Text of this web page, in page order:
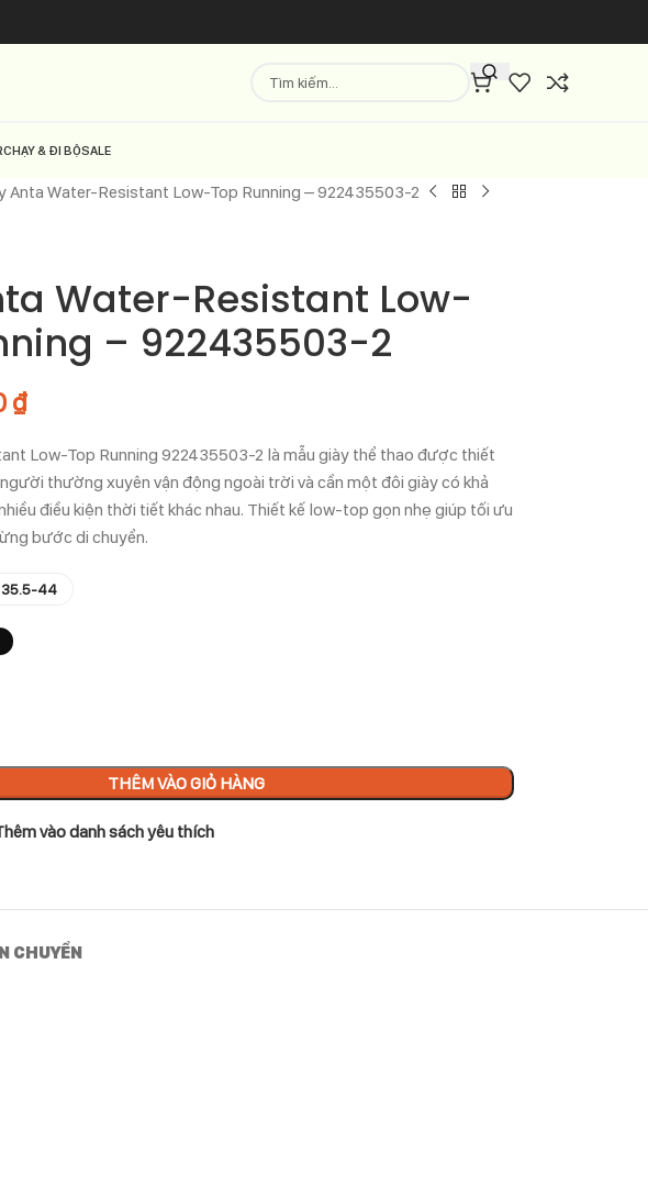
CHẠY & ĐI BỘSALE
Anta Water-Resistant Low-Top Running – 922435503-2
Water-Resistant Low-
– 922435503-2
₫
Low-Top Running 922435503-2 là mẫu giày thể thao được thiết
thường xuyên vận động ngoài trời và cần một đôi giày có khả
điều kiện thời tiết khác nhau. Thiết kế low-top gọn nhẹ giúp tối ưu
bước di chuyển.
35.5-44
THÊM VÀO GIỎ HÀNG
vào danh sách yêu thích
CHUYỂN